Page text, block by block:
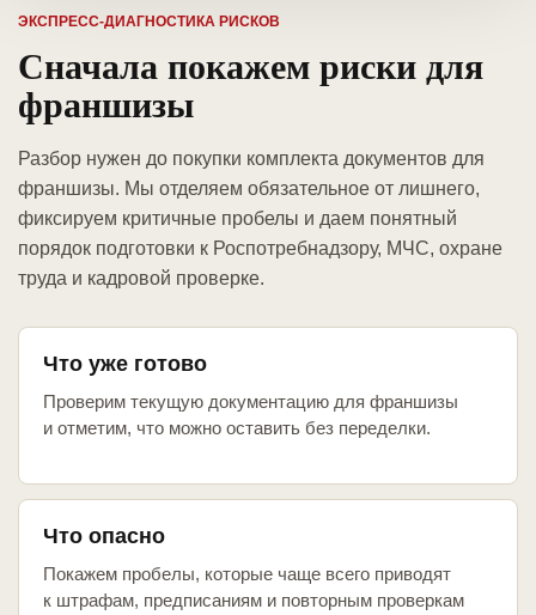
ЭКСПРЕСС-ДИАГНОСТИКА РИСКОВ
Сначала покажем риски для
франшизы
Разбор нужен до покупки комплекта документов для
франшизы. Мы отделяем обязательное от лишнего,
фиксируем критичные пробелы и даем понятный
порядок подготовки к Роспотребнадзору, МЧС, охране
труда и кадровой проверке.
Что уже готово
Проверим текущую документацию для франшизы
и отметим, что можно оставить без переделки.
Что опасно
Покажем пробелы, которые чаще всего приводят
к штрафам, предписаниям и повторным проверкам